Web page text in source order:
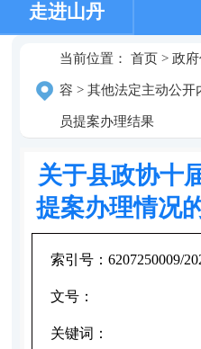
走进山丹
当前位置： 首页> 政
容 > 其他法定主动公开
员提案办理结果
关于县政协十
提案办理情况
索引号： 6207250009/
文号：
关键词：